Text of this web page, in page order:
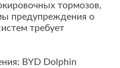
тормозов,
предупреждения о
требует
BYD Dolphin